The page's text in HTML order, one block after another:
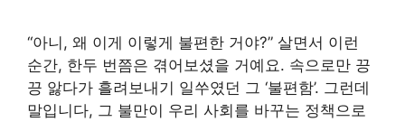
“아니, 왜 이게 이렇게 불편한 거야?” 살면서 이런
순간, 한두 번쯤은 겪어보셨을 거예요. 속으로만 끙
끙 앓다가 흘려보내기 일쑤였던 그 ‘불편함’. 그런데
말입니다, 그 불만이 우리 사회를 바꾸는 정책으로